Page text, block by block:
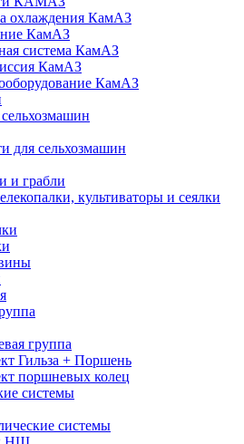
охлаждения КамАЗ
КамАЗ
система КамАЗ
КамАЗ
КамАЗ
для сельхозмашин
и грабли
культиваторы и сеялки
группа
Гильза + Поршень
поршневых колец
системы
системы